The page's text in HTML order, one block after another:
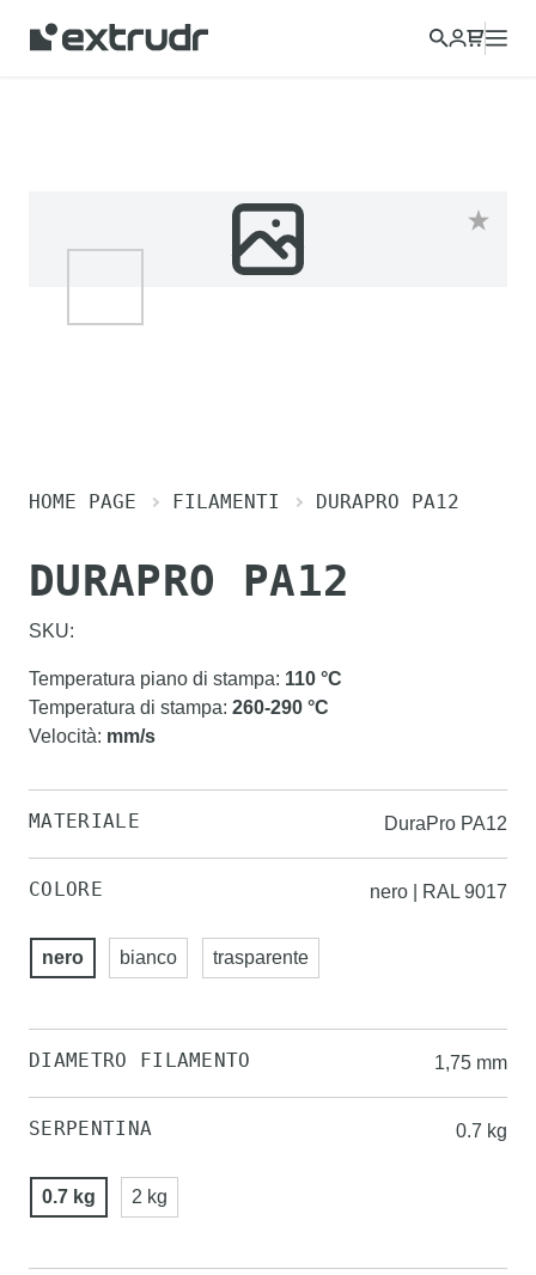
HOME PAGE FILAMENTI DURAPRO PA12
DURAPRO PA12
SKU:
Temperatura piano di stampa: 110 °C
Temperatura di stampa: 260-290 °C
Velocità: mm/s
MATERIALE DuraPro PA12
COLORE nero | RAL 9017
nero bianco trasparente
DIAMETRO FILAMENTO 1,75 mm
SERPENTINA 0.7 kg
0.7 kg 2 kg